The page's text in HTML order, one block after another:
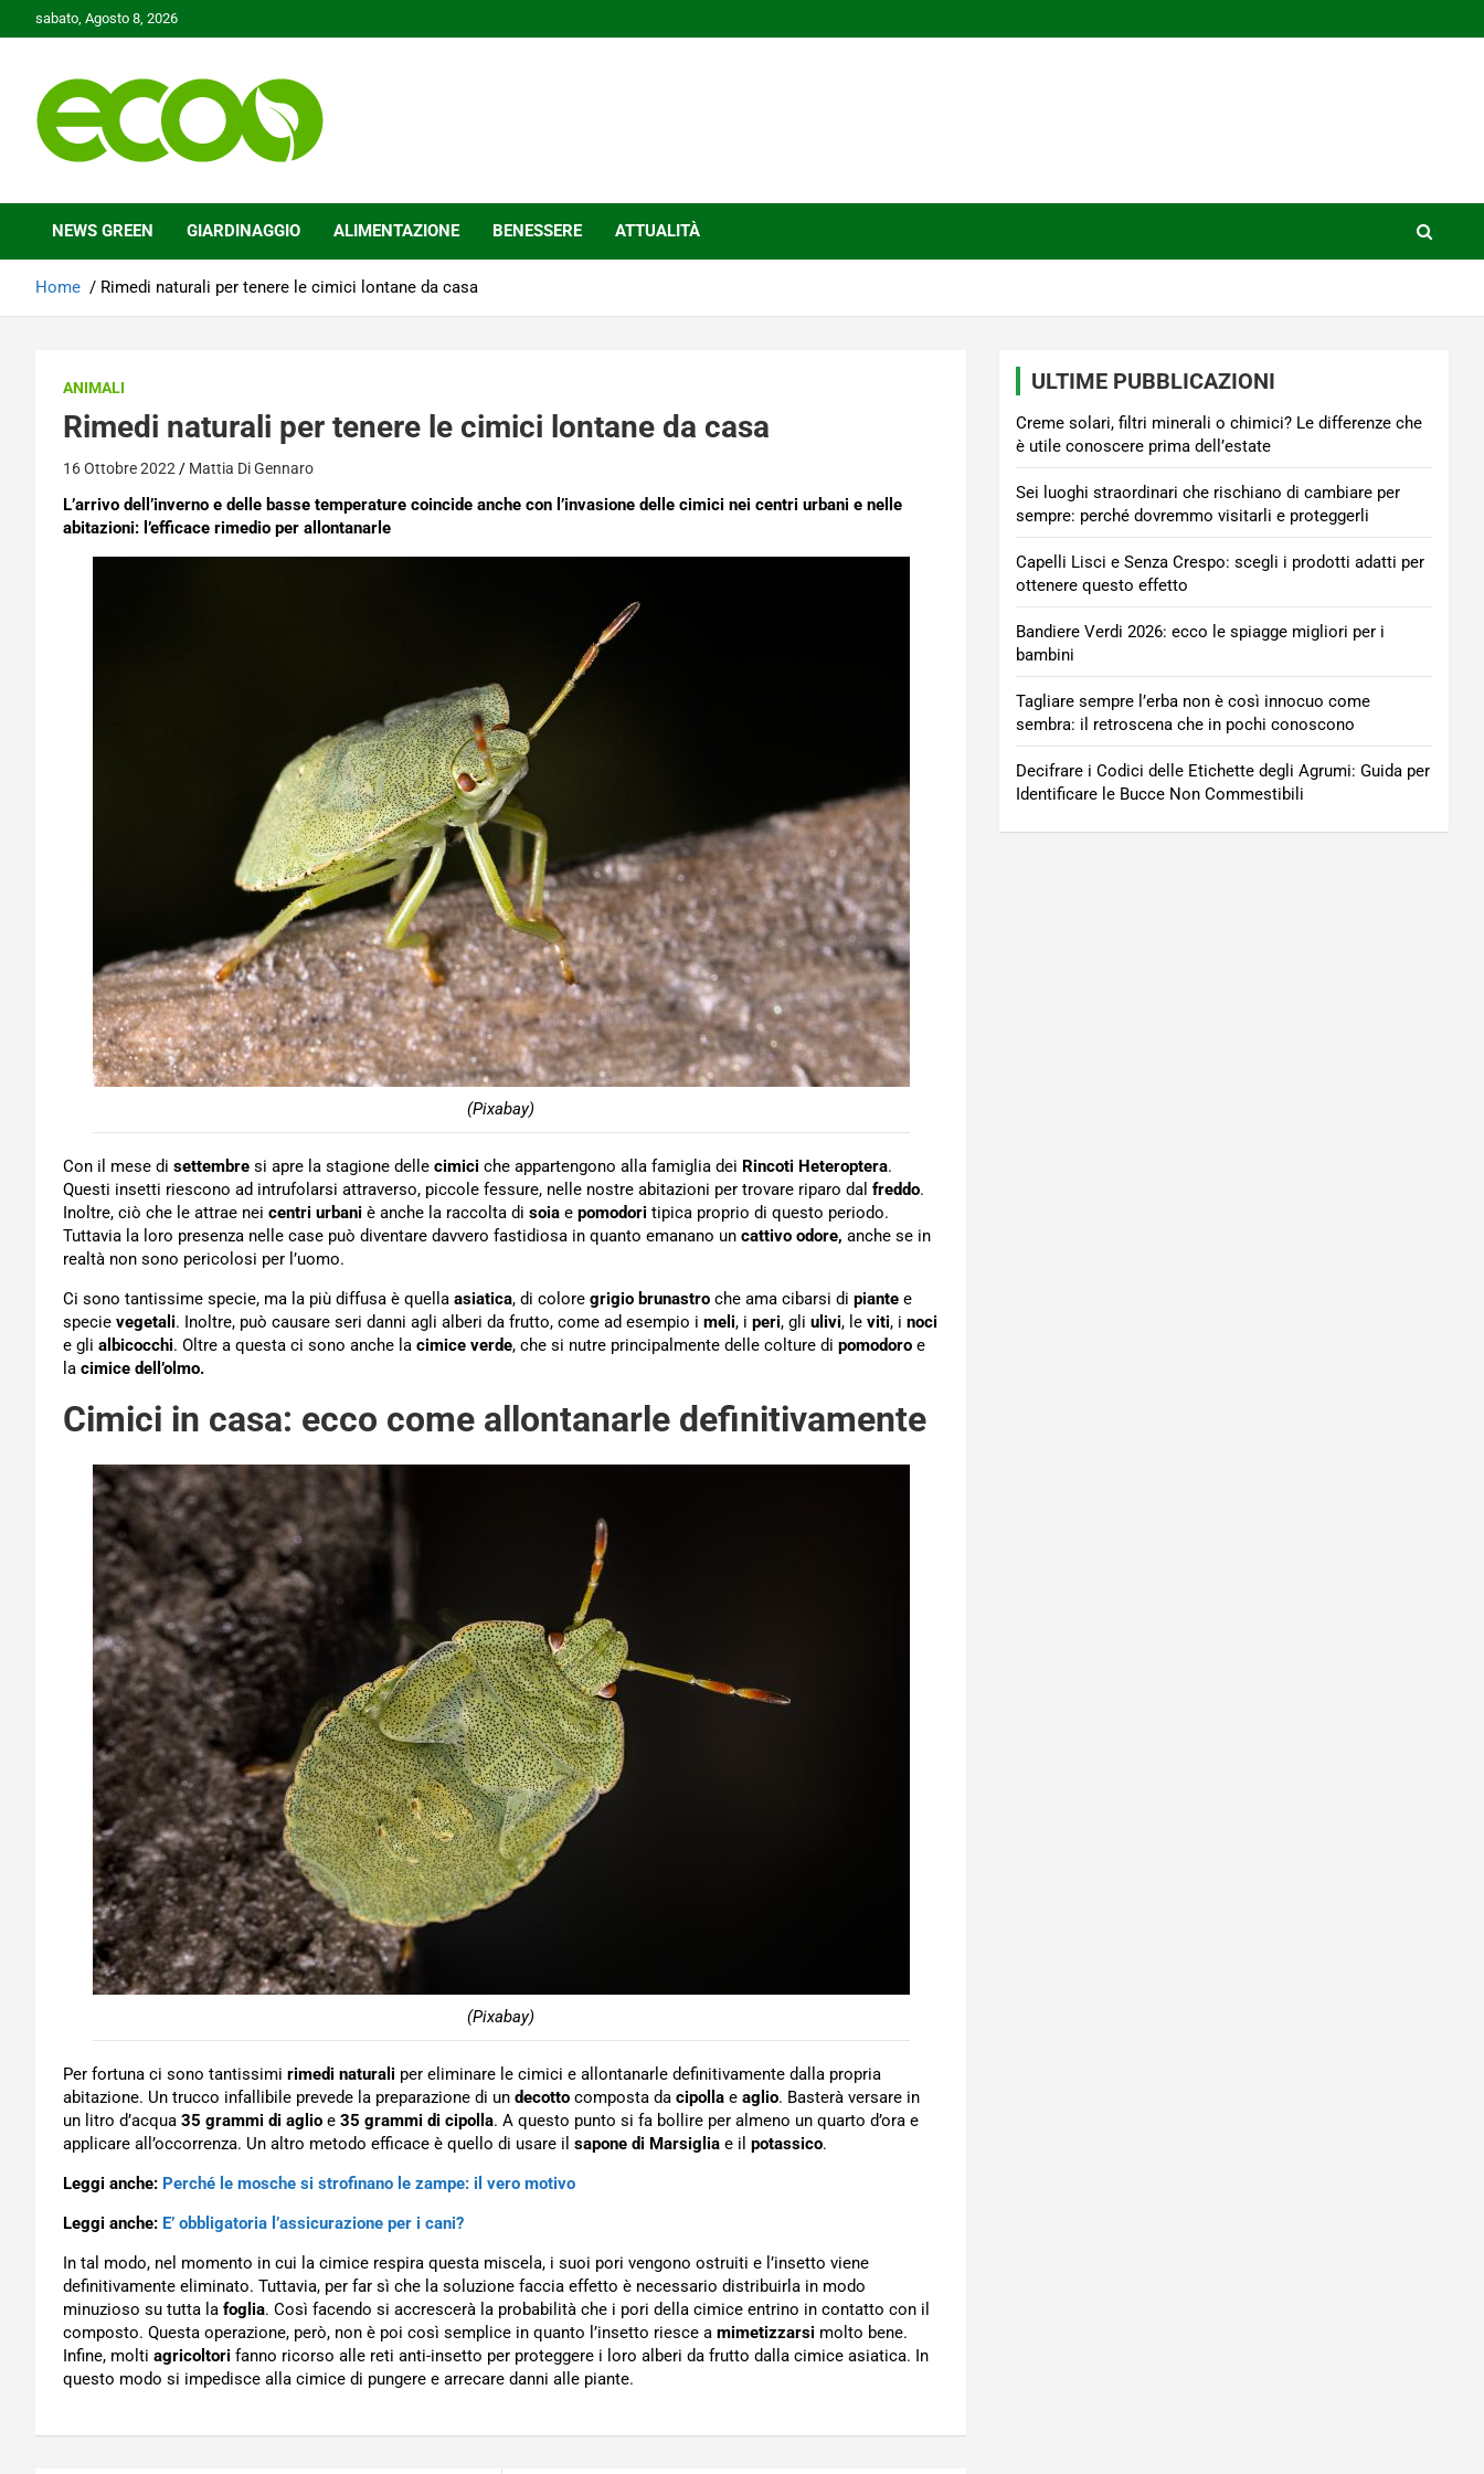
to
sabato, Agosto 8, 2026
Ecoo.it
NEWS GREEN GIARDINAGGIO ALIMENTAZIONE BENESSERE ATTUALITÀ
Home Rimedi naturali per tenere le cimici lontane da casa
ANIMALI
Rimedi naturali per tenere le cimici lontane da casa
16 Ottobre 2022 Mattia Di Gennaro
L’arrivo dell’inverno e delle basse temperature coincide anche con l’invasione delle cimici nei centri urbani e nelle
abitazioni: l’efficace rimedio per allontanarle
(Pixabay)
Con il mese di settembre si apre la stagione delle cimici che appartengono alla famiglia dei Rincoti Heteroptera.
Questi insetti riescono ad intrufolarsi attraverso, piccole fessure, nelle nostre abitazioni per trovare riparo dal freddo.
Inoltre, ciò che le attrae nei centri urbani è anche la raccolta di soia e pomodori tipica proprio di questo periodo.
Tuttavia la loro presenza nelle case può diventare davvero fastidiosa in quanto emanano un cattivo odore, anche se in
realtà non sono pericolosi per l’uomo.
Ci sono tantissime specie, ma la più diffusa è quella asiatica, di colore grigio brunastro che ama cibarsi di piante e
specie vegetali. Inoltre, può causare seri danni agli alberi da frutto, come ad esempio i meli, i peri, gli ulivi, le viti, i noci
e gli albicocchi. Oltre a questa ci sono anche la cimice verde, che si nutre principalmente delle colture di pomodoro e
la cimice dell’olmo.
Cimici in casa: ecco come allontanarle definitivamente
(Pixabay)
Per fortuna ci sono tantissimi rimedi naturali per eliminare le cimici e allontanarle definitivamente dalla propria
abitazione. Un trucco infallibile prevede la preparazione di un decotto composta da cipolla e aglio. Basterà versare in
un litro d’acqua 35 grammi di aglio e 35 grammi di cipolla. A questo punto si fa bollire per almeno un quarto d’ora e
applicare all’occorrenza. Un altro metodo efficace è quello di usare il sapone di Marsiglia e il potassico.
Leggi anche: Perché le mosche si strofinano le zampe: il vero motivo
Leggi anche: E’ obbligatoria l’assicurazione per i cani?
In tal modo, nel momento in cui la cimice respira questa miscela, i suoi pori vengono ostruiti e l’insetto viene
definitivamente eliminato. Tuttavia, per far sì che la soluzione faccia effetto è necessario distribuirla in modo
minuzioso su tutta la foglia. Così facendo si accrescerà la probabilità che i pori della cimice entrino in contatto con il
composto. Questa operazione, però, non è poi così semplice in quanto l’insetto riesce a mimetizzarsi molto bene.
Infine, molti agricoltori fanno ricorso alle reti anti-insetto per proteggere i loro alberi da frutto dalla cimice asiatica. In
questo modo si impedisce alla cimice di pungere e arrecare danni alle piante.
ULTIME PUBBLICAZIONI
Creme solari, filtri minerali o chimici? Le differenze che
è utile conoscere prima dell’estate
Sei luoghi straordinari che rischiano di cambiare per
sempre: perché dovremmo visitarli e proteggerli
Capelli Lisci e Senza Crespo: scegli i prodotti adatti per
ottenere questo effetto
Bandiere Verdi 2026: ecco le spiagge migliori per i
bambini
Tagliare sempre l’erba non è così innocuo come
sembra: il retroscena che in pochi conoscono
Decifrare i Codici delle Etichette degli Agrumi: Guida per
Identificare le Bucce Non Commestibili